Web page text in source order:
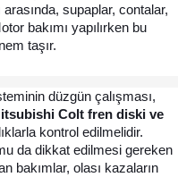
supaplar, contalar,
bakımı yapılırken bu
taşır.
düzgün çalışması,
Colt fren diski ve
kontrol edilmelidir.
da dikkat edilmesi gereken
bakımlar, olası kazaların